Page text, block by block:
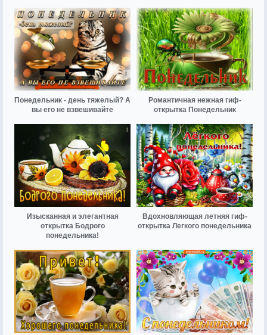
Понедельник - день тяжелый? А
вы его не взвешивайте
Романтичная нежная гиф-
открытка Понедельник
Изысканная и элегантная
открытка Бодрого
понедельника!
Вдохновляющая летняя гиф-
открытка Легкого понедельника